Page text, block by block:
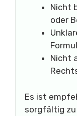
Nicht
oder
Nicht
Es ist
sorgfältig